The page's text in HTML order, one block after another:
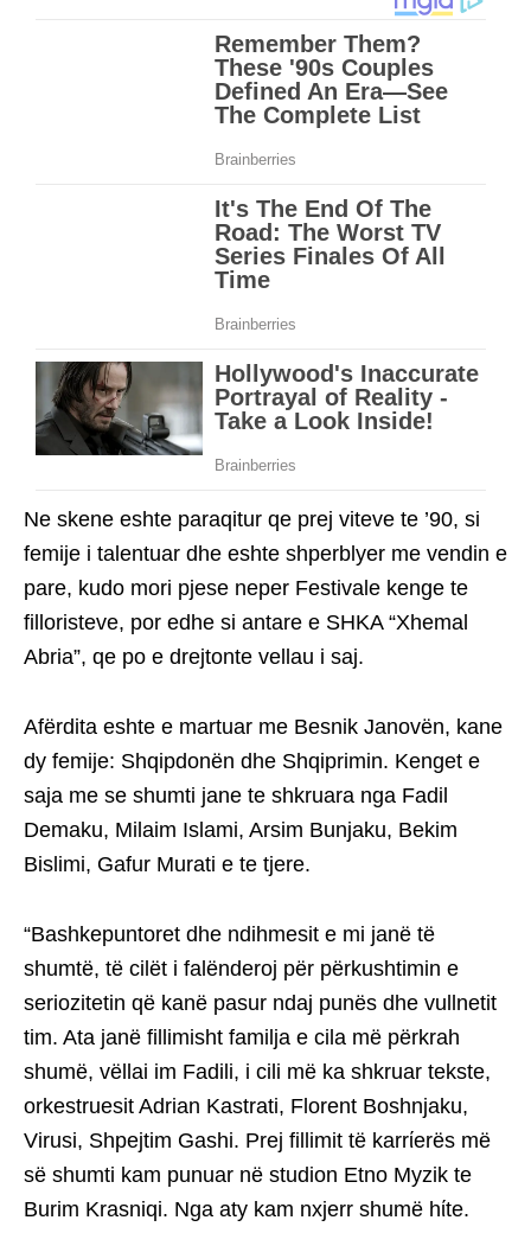
Ne skene eshte paraqitur qe prej viteve te ’90, si
femije i talentuar dhe eshte shperblyer me vendin e
pare, kudo mori pjese neper Festivale kenge te
filloristeve, por edhe si antare e SHKA “Xhemal
Abria”, qe po e drejtonte vellau i saj.
Afërdita eshte e martuar me Besnik Janovën, kane
dy femije: Shqipdonën dhe Shqiprimin. Kenget e
saja me se shumti jane te shkruara nga Fadil
Demaku, Milaim Islami, Arsim Bunjaku, Bekim
Bislimi, Gafur Murati e te tjere.
“Bashkepuntoret dhe ndihmesit e mi janë të
shumtë, të cilët i falënderoj për përkushtimin e
seriozitetin që kanë pasur ndaj punës dhe vullnetit
tim. Ata janë fillimisht familja e cila më përkrah
shumë, vëllai im Fadili, i cili më ka shkruar tekste,
orkestruesit Adrian Kastrati, Florent Boshnjaku,
Virusi, Shpejtim Gashi. Prej fillimit të karrίerës më
së shumti kam punuar në studion Etno Myzik te
Burim Krasniqi. Nga aty kam nxjerr shumë hίte.